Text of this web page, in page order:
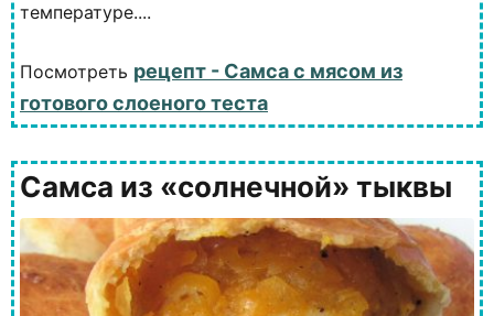
температуре....
Посмотреть рецепт - Самса с мясом из
готового слоеного теста
Самса из «солнечной» тыквы